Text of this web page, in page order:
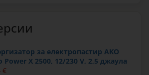
за електропастир AKO
Power X 2500, 12/230 V, 2,5 джаула
€